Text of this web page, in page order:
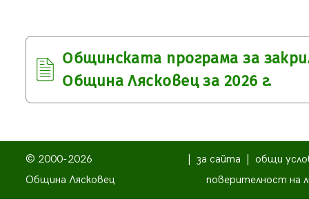
Общинската програма за
Община Лясковец за 2026 г.
© 2000-2026
Община Лясковец
за сайта
общи
поверителност на